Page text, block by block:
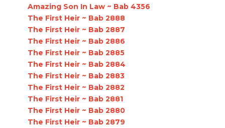
Amazing Son In Law ~ Bab 4356
The First Heir ~ Bab 2888
The First Heir ~ Bab 2887
The First Heir ~ Bab 2886
The First Heir ~ Bab 2885
The First Heir ~ Bab 2884
The First Heir ~ Bab 2883
The First Heir ~ Bab 2882
The First Heir ~ Bab 2881
The First Heir ~ Bab 2880
The First Heir ~ Bab 2879